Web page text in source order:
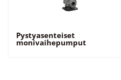
Pystyasenteiset
monivaihepumput